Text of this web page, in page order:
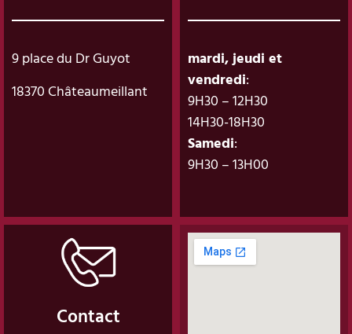
9 place du Dr Guyot
18370 Châteaumeillant
mardi, jeudi et
vendredi:
9H30 – 12H30
14H30-18H30
Samedi:
9H30 – 13H00
Contact